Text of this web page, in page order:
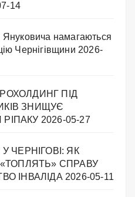
14
Януковича намагаються
Чернігівщини 2026-
ПІД
ЗНИЩУЄ
2026-05-27
ЧЕРНІГОВІ: ЯК
СПРАВУ
ІНВАЛІДА 2026-05-11